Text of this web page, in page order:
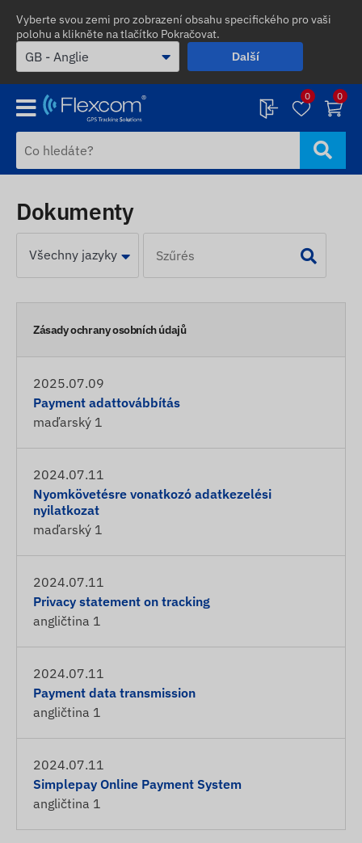
Vyberte svou zemi pro zobrazení obsahu specifického pro vaši
polohu a klikněte na tlačítko Pokračovat.
Další
0 0
Dokumenty
Zásady ochrany osobních údajů
2025.07.09
Payment adattovábbítás
maďarský 1
2024.07.11
Nyomkövetésre vonatkozó adatkezelési
nyilatkozat
maďarský 1
2024.07.11
Privacy statement on tracking
angličtina 1
2024.07.11
Payment data transmission
angličtina 1
2024.07.11
Simplepay Online Payment System
angličtina 1